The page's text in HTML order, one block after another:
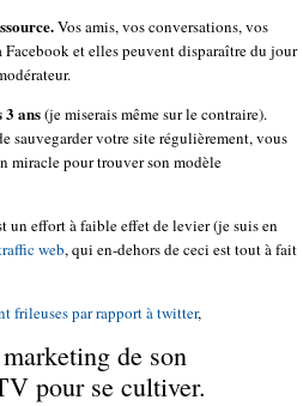
Vos amis, vos conversations, vos
et elles peuvent disparaître du jour
3 ans(je miserais même sur le contraire).
sauvegarder votre site régulièrement, vous
miracle pour trouver son modèle
un effort à faible effet de levier (je suis en
web, qui en-dehors de ceci est tout à fait
frileuses par rapport à twitter,
de son
pour se cultiver.